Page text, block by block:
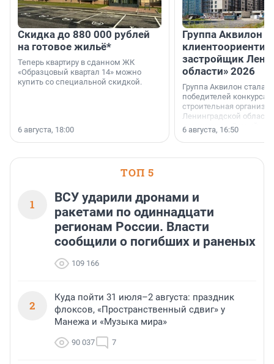
Скидка до 880 000 рублей
на готовое жильё*
Теперь квартиру в сданном ЖК
«Образцовый квартал 14» можно
купить со специальной скидкой.
6 августа, 18:00
Группа Аквилон
застройщик
области» 2026
Группа Аквилон стала
победителей конкурса
строительная
Ленинградской области
номинации «Самый
застройщик
области».
6 августа, 16:50
ТОП 5
1
ВСУ ударили дронами и
ракетами по одиннадцати
регионам России. Власти
сообщили о погибших и раненых
109 166
2
Куда пойти 31 июля–2 августа: праздник
флоксов, «Пространственный сдвиг» у
Манежа и «Музыка мира»
90 037 7